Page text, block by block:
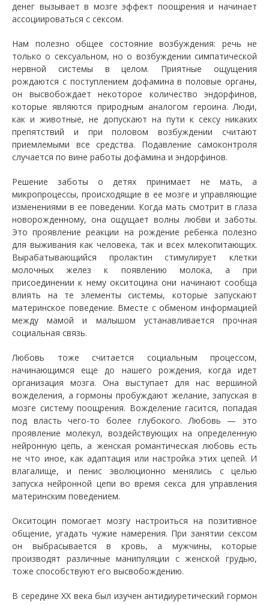
денег вызывает в мозге эффект поощрения и начинает
ассоциироваться с сексом.
Нам полезно общее состояние возбуждения: речь не
только о сексуальном, но о возбуждении симпатической
нервной системы в целом. Приятные ощущения
рождаются с поступлением дофамина в половые органы,
он высвобождает некоторое количество эндорфинов,
которые являются природным аналогом героина. Люди,
как и животные, не допускают на пути к сексу никаких
препятствий и при половом возбуждении считают
приемлемыми все средства. Подавление самоконтроля
случается по вине работы дофамина и эндорфинов.
Решение заботы о детях принимает не мать, а
микропроцессы, происходящие в ее мозге и управляющие
изменениями в ее поведении. Когда мать смотрит в глаза
новорожденному, она ощущает волны любви и заботы.
Это проявление реакции на рождение ребенка полезно
для выживания как человека, так и всех млекопитающих.
Вырабатывающийся пролактин стимулирует клетки
молочных желез к появлению молока, а при
присоединении к нему окситоцина они начинают сообща
влиять на те элементы системы, которые запускают
материнское поведение. Вместе с обменом информацией
между мамой и малышом устанавливается прочная
социальная связь.
Любовь тоже считается социальным процессом,
начинающимся еще до нашего рождения, когда идет
организация мозга. Она выступает для нас вершиной
вожделения, а гормоны пробуждают желание, запуская в
мозге систему поощрения. Вожделение гасится, попадая
под власть чего-то более глубокого. Любовь — это
проявление молекул, воздействующих на определенную
нейронную цепь, а женская романтическая любовь есть
не что иное, как адаптация или настройка этих цепей. И
влагалище, и пенис эволюционно менялись с целью
запуска нейронной цепи во время секса для управления
материнским поведением.
Окситоцин помогает мозгу настроиться на позитивное
общение, угадать чужие намерения. При занятии сексом
он выбрасывается в кровь, а мужчины, которые
производят различные манипуляции с женской грудью,
тоже способствуют его высвобождению.
В середине ХХ века был изучен антидиуретический гормон